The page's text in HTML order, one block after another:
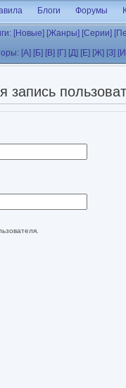
Блоги Форумы
[Новые] [Жанры] [Серии]
[А] [Б] [В] [Г] [Д] [Е] [Ж] [З]
запись